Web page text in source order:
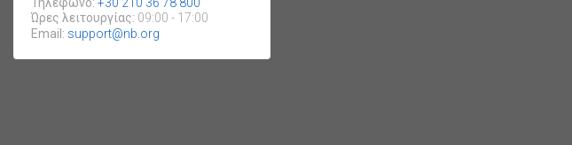
Ώρες λειτουργίας: 09:00 - 17:00
Email: support@nb.org